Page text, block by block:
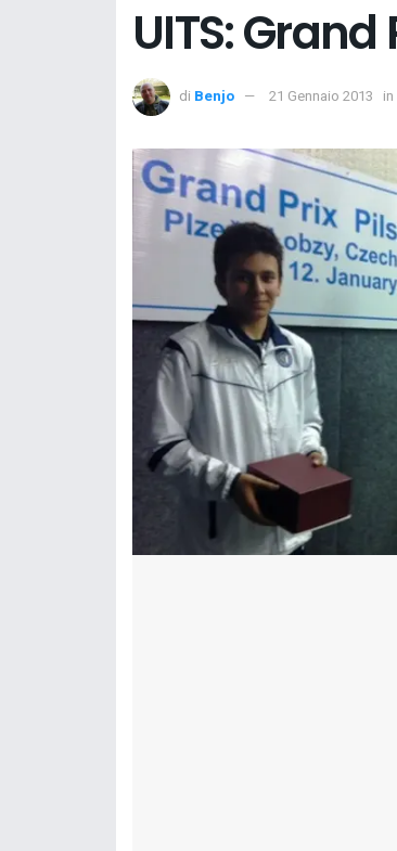
UITS:
di Benjo 21 Gennaio 2013 in